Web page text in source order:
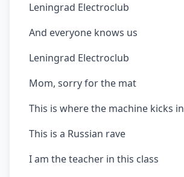
Leningrad Electroclub
And everyone knows us
Leningrad Electroclub
Mom, sorry for the mat
This is where the machine kicks in
This is a Russian rave
I am the teacher in this class